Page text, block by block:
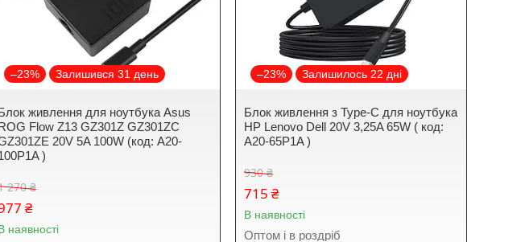
–23% Залишився 31 день
живлення для ноутбука Asus
Flow Z13 GZ301Z GZ301ZC
20V 5A 100W (код: A20-
)
270 ₴
₴
наявності
–23% Залишилось 22 дні
Блок живлення з Type-C для ноутбука
HP Lenovo Dell 20V 3,25A 65W ( код:
A20-65P1A )
930 ₴
715 ₴
В наявності
Оптом і в роздріб